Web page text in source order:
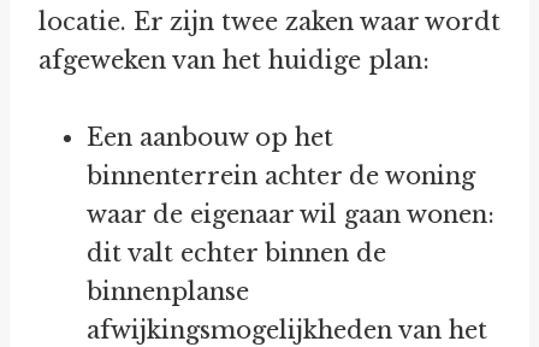
locatie. Er zijn twee zaken waar wordt
afgeweken van het huidige plan:
Een aanbouw op het
binnenterrein achter de woning
waar de eigenaar wil gaan wonen:
dit valt echter binnen de
binnenplanse
afwijkingsmogelijkheden van het